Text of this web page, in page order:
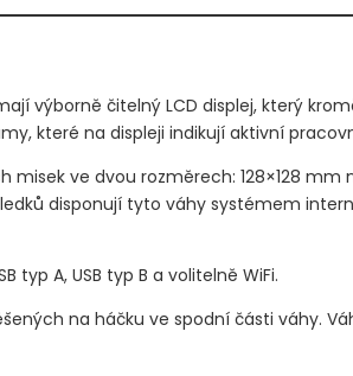
výborně čitelný LCD displej, který
které na displeji indikují aktivní
ve dvou rozměrech: 128×128
disponují tyto váhy systémem
typ A, USB typ B a volitelně WiFi.
na háčku ve spodní části váhy.